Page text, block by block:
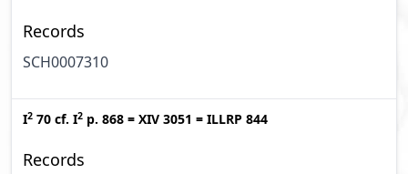
Records
SCH0007310
I2 70 cf. I2 p. 868 = XIV 3051 = ILLRP 844
Records